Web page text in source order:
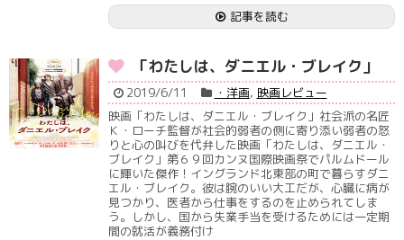
記事を読む
「わたしは、ダニエル・ブレイク」
2019/6/11 ・洋画, 映画レビュー
映画「わたしは、ダニエル・ブレイク」社会派の名匠
Ｋ・ローチ監督が社会的弱者の側に寄り添い弱者の怒
りと心の叫びを代弁した映画「わたしは、ダニエル・
ブレイク」第６９回カンヌ国際映画祭でパルムドール
に輝いた傑作！イングランド北東部の町で暮らすダニ
エル・ブレイク。彼は腕のいい大工だが、心臓に病が
見つかり、医者から仕事をするのを止められてしま
う。しかし、国から失業手当を受けるためには一定期
間の就活が義務付け